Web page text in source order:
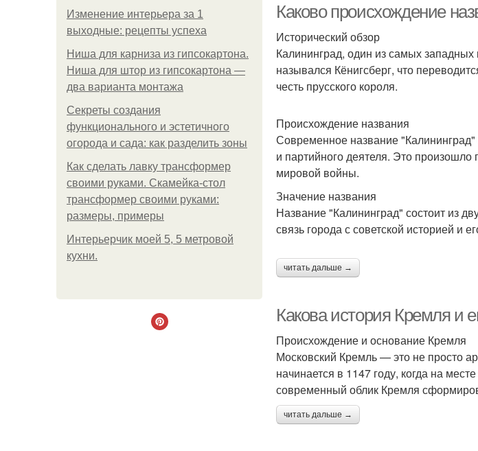
Изменение интерьера за 1
выходные: рецепты успеха
Ниша для карниза из гипсокартона.
Ниша для штор из гипсокартона —
два варианта монтажа
Секреты создания
функционального и эстетичного
огорода и сада: как разделить зоны
Как сделать лавку трансформер
своими руками. Скамейка-стол
трансформер своими руками:
размеры, примеры
Интерьерчик моей 5, 5 метровой
кухни.
Каково происхождение
Исторический обзор
Калининград, один из самых
назывался Кёнигсберг, что
честь прусского короля.
Происхождение названия
Современное название "Калининград"
и партийного деятеля. Это
мировой войны.
Значение названия
Название "Калининград" состоит из
связь города с советской историей и
читать дальше →
Какова история Кремля и
Происхождение и основание Кремля
Московский Кремль — это не просто
начинается в 1147 году, когда на
современный облик Кремля
читать дальше →